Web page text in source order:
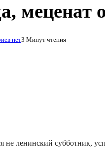
меценат
нет3 Минут чтения
не ленинский субботник,